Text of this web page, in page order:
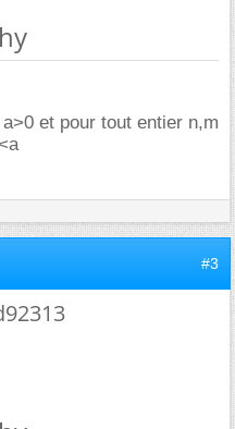
et pour tout entier n,m
#3